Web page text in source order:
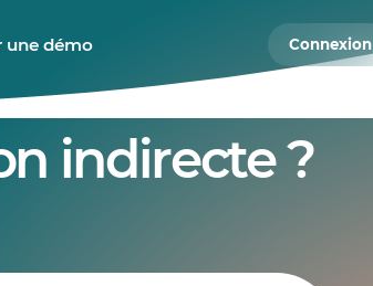
une démo Connexion
indirecte ?